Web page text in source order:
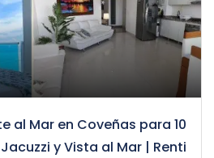
al Mar en Coveñas para 10
y Vista al Mar | Renti